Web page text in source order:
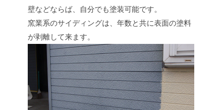
壁などならば、自分でも塗装可能です。
窯業系のサイディングは、年数と共に表面の塗料
が剥離して来ます。